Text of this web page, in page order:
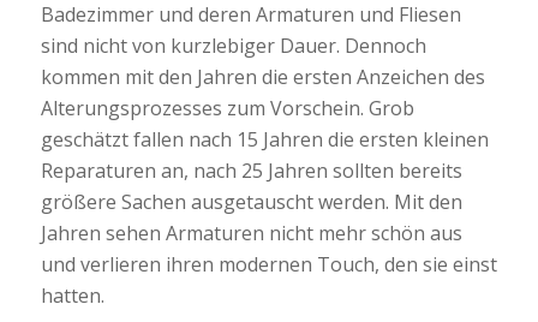
Badezimmer und deren Armaturen und Fliesen
sind nicht von kurzlebiger Dauer. Dennoch
kommen mit den Jahren die ersten Anzeichen des
Alterungsprozesses zum Vorschein. Grob
geschätzt fallen nach 15 Jahren die ersten kleinen
Reparaturen an, nach 25 Jahren sollten bereits
größere Sachen ausgetauscht werden. Mit den
Jahren sehen Armaturen nicht mehr schön aus
und verlieren ihren modernen Touch, den sie einst
hatten.